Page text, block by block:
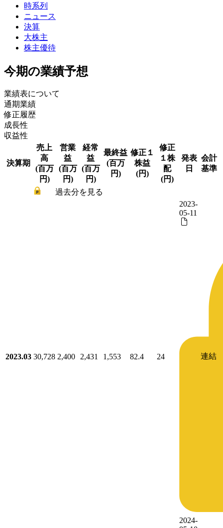
時系列
ニュース
決算
大株主
株主優待
今期の業績予想
業績表について
通期業績
修正履歴
成長性
収益性
決算期
売上
高
(百万
円)
営業
益
(百万
円)
経常
益
(百万
円)
最終益
(百万
円)
修正１
株益
(円)
修正
１株
配
(円)
発表
日
会計
基準
過去分を見る
2023.03 30,728 2,400 2,431 1,553 82.4 24
2023-
05-11
連結
2024-